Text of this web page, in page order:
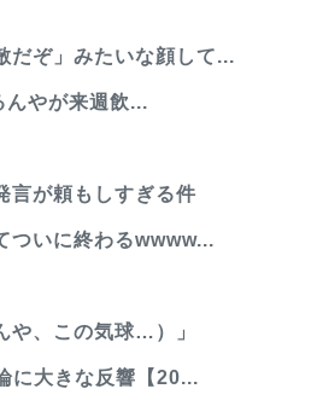
だぞ」みたいな顔して...
やが来週飲...
言が頼もしすぎる件
ついに終わるwwww...
や、この気球…）」
に大きな反響【20...